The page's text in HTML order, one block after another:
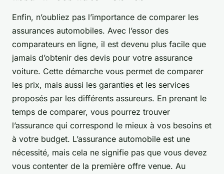
Enfin, n’oubliez pas l’importance de comparer les
assurances automobiles. Avec l’essor des
comparateurs en ligne, il est devenu plus facile que
jamais d’obtenir des devis pour votre assurance
voiture. Cette démarche vous permet de comparer
les prix, mais aussi les garanties et les services
proposés par les différents assureurs. En prenant le
temps de comparer, vous pourrez trouver
l’assurance qui correspond le mieux à vos besoins et
à votre budget. L’assurance automobile est une
nécessité, mais cela ne signifie pas que vous devez
vous contenter de la première offre venue. Au